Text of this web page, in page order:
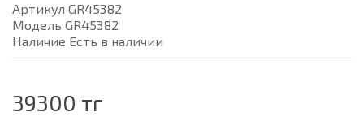
Артикул GR45382
Модель GR45382
Наличие Есть в наличии
39300 тг